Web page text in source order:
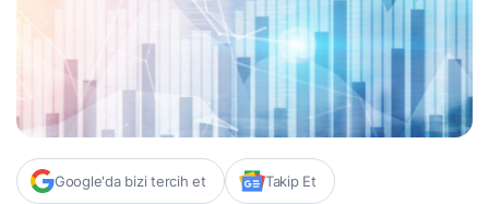
Google'da bizi tercih et Takip Et